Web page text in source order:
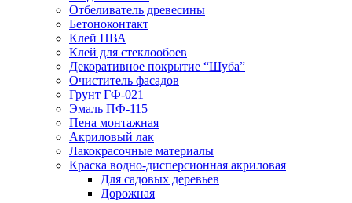
Отбеливатель древесины
Бетоноконтакт
Клей ПВА
Клей для стеклообоев
Декоративное покрытие “Шуба”
Очиститель фасадов
Грунт ГФ-021
Эмаль ПФ-115
Пена монтажная
Акриловый лак
Лакокрасочные материалы
Краска водно-дисперсионная акриловая
Для садовых деревьев
Дорожная